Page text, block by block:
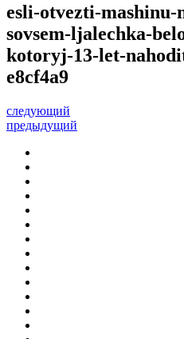
esli-otvezti-
sovsem-ljalechka-
kotoryj-13-let-
e8cf4a9
следующий
предыдущий